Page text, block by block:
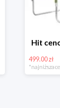
Hit
499.00 zł
*najniższa